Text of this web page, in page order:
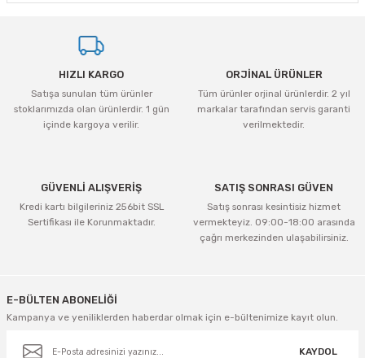
HIZLI KARGO
Satışa sunulan tüm ürünler
stoklarımızda olan ürünlerdir. 1 gün
içinde kargoya verilir.
ORJİNAL ÜRÜNLER
Tüm ürünler orjinal ürünlerdir. 2 yıl
markalar tarafından servis garanti
verilmektedir.
GÜVENLİ ALIŞVERİŞ
Kredi kartı bilgileriniz 256bit SSL
Sertifikası ile Korunmaktadır.
SATIŞ SONRASI GÜVEN
Satış sonrası kesintisiz hizmet
vermekteyiz. 09:00-18:00 arasında
çağrı merkezinden ulaşabilirsiniz.
E-BÜLTEN ABONELİĞİ
Kampanya ve yeniliklerden haberdar olmak için e-bültenimize kayıt olun.
KAYDOL